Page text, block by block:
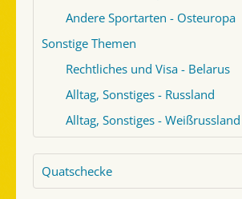
Andere Sportarten - Osteuropa
Sonstige Themen
Rechtliches und Visa - Belarus
Alltag, Sonstiges - Russland
Alltag, Sonstiges - Weißrussland
Quatschecke